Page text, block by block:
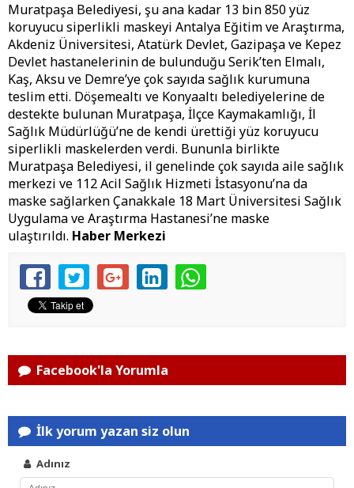
Muratpaşa Belediyesi, şu ana kadar 13 bin 850 yüz
koruyucu siperlikli maskeyi Antalya Eğitim ve Araştırma,
Akdeniz Üniversitesi, Atatürk Devlet, Gazipaşa ve Kepez
Devlet hastanelerinin de bulunduğu Serik’ten Elmalı,
Kaş, Aksu ve Demre’ye çok sayıda sağlık kurumuna
teslim etti. Döşemealtı ve Konyaaltı belediyelerine de
destekte bulunan Muratpaşa, İlçce Kaymakamlığı, İl
Sağlık Müdürlüğü’ne de kendi ürettiği yüz koruyucu
siperlikli maskelerden verdi. Bununla birlikte
Muratpaşa Belediyesi, il genelinde çok sayıda aile sağlık
merkezi ve 112 Acil Sağlık Hizmeti İstasyonu’na da
maske sağlarken Çanakkale 18 Mart Üniversitesi Sağlık
Uygulama ve Araştırma Hastanesi’ne maske
ulaştırıldı. Haber Merkezi
Facebook'la Yorumla
İlk yorum yazan siz olun
Adınız